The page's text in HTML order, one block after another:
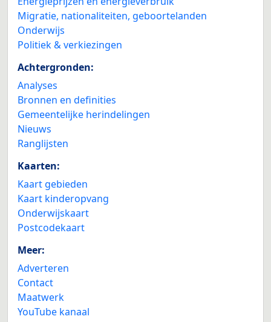
Migratie, nationaliteiten, geboortelanden
Onderwijs
Politiek & verkiezingen
Achtergronden:
Analyses
Bronnen en definities
Gemeentelijke herindelingen
Nieuws
Ranglijsten
Kaarten:
Kaart gebieden
Kaart kinderopvang
Onderwijskaart
Postcodekaart
Meer:
Adverteren
Contact
Maatwerk
YouTube kanaal